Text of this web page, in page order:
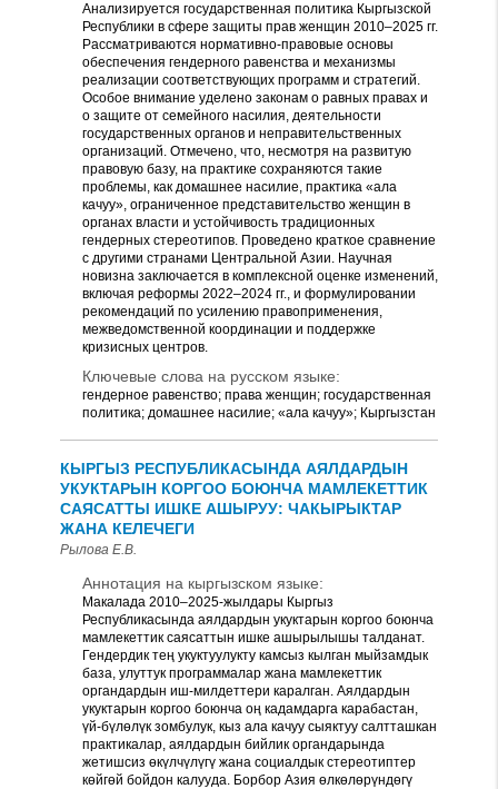
Анализируется государственная политика Кыргызской
Республики в сфере защиты прав женщин 2010–2025 гг.
Рассматриваются нормативно-правовые основы
обеспечения гендерного равенства и механизмы
реализации соответствующих программ и стратегий.
Особое внимание уделено законам о равных правах и
о защите от семейного насилия, деятельности
государственных органов и неправительственных
организаций. Отмечено, что, несмотря на развитую
правовую базу, на практике сохраняются такие
проблемы, как домашнее насилие, практика «ала
качуу», ограниченное представительство женщин в
органах власти и устойчивость традиционных
гендерных стереотипов. Проведено краткое сравнение
с другими странами Центральной Азии. Научная
новизна заключается в комплексной оценке изменений,
включая реформы 2022–2024 гг., и формулировании
рекомендаций по усилению правоприменения,
межведомственной координации и поддержке
кризисных центров.
Ключевые слова на русском языке:
гендерное равенство; права женщин; государственная
политика; домашнее насилие; «ала качуу»; Кыргызстан
КЫРГЫЗ РЕСПУБЛИКАСЫНДА АЯЛДАРДЫН
УКУКТАРЫН КОРГОО БОЮНЧА МАМЛЕКЕТТИК
САЯСАТТЫ ИШКЕ АШЫРУУ: ЧАКЫРЫКТАР
ЖАНА КЕЛЕЧЕГИ
Рылова Е.В.
Аннотация на кыргызском языке:
Макалада 2010–2025-жылдары Кыргыз
Республикасында аялдардын укуктарын коргоо боюнча
мамлекеттик саясаттын ишке ашырылышы талданат.
Гендердик тең укуктуулукту камсыз кылган мыйзамдык
база, улуттук программалар жана мамлекеттик
органдардын иш-милдеттери каралган. Аялдардын
укуктарын коргоо боюнча оң кадамдарга карабастан,
үй-бүлөлүк зомбулук, кыз ала качуу сыяктуу салтташкан
практикалар, аялдардын бийлик органдарында
жетишсиз өкүлчүлүгү жана социалдык стереотиптер
көйгөй бойдон калууда. Борбор Азия өлкөлөрүндөгү